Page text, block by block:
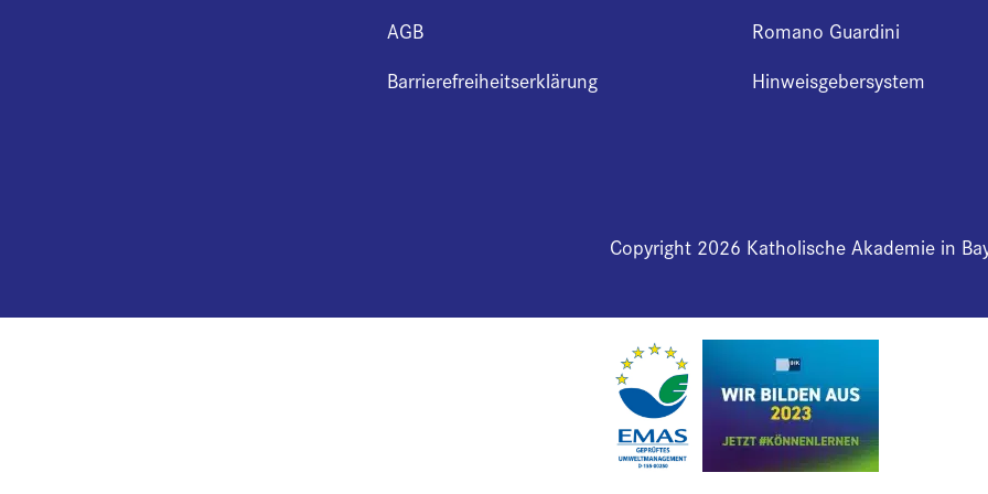
AGB
Barrierefreiheitserklärung
Romano Guardini
Hinweisgebersystem
Copyright 2026 Katholische Akademie in